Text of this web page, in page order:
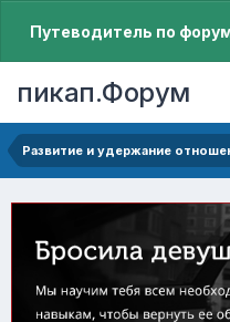
Путеводитель по
пикап.Форум
Pазвитие и удержание